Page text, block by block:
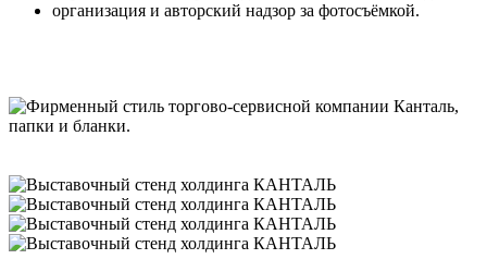
организация и авторский надзор за фотосъёмкой.